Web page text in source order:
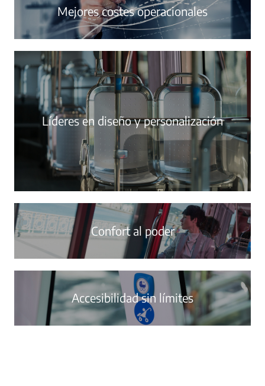
Mejores costes operacionales
Líderes en diseño y personalización
Confort al poder
Accesibilidad sin límites